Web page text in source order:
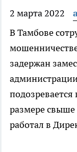
2 марта 2022
В Тамбове
задержан
размере свыше
работал в